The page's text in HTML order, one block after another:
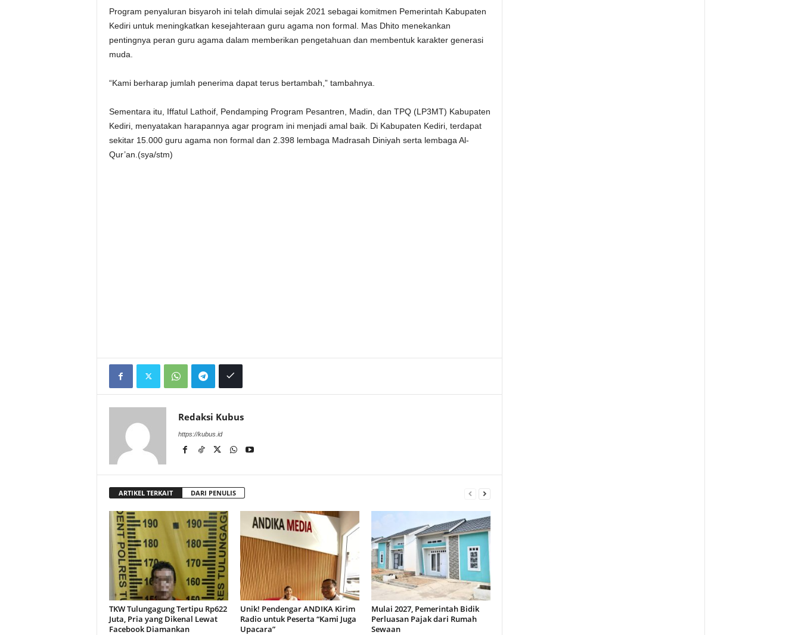
Program penyaluran bisyaroh ini telah dimulai sejak 2021 sebagai komitmen Pemerintah Kabupaten
Kediri untuk meningkatkan kesejahteraan guru agama non formal. Mas Dhito menekankan
pentingnya peran guru agama dalam memberikan pengetahuan dan membentuk karakter generasi
muda.
“Kami berharap jumlah penerima dapat terus bertambah,” tambahnya.
Sementara itu, Iffatul Lathoif, Pendamping Program Pesantren, Madin, dan TPQ (LP3MT) Kabupaten
Kediri, menyatakan harapannya agar program ini menjadi amal baik. Di Kabupaten Kediri, terdapat
sekitar 15.000 guru agama non formal dan 2.398 lembaga Madrasah Diniyah serta lembaga Al-
Qur’an.(sya/stm)
Redaksi Kubus
https://kubus.id
ARTIKEL TERKAIT DARI PENULIS
TKW Tulungagung Tertipu Rp622
Juta, Pria yang Dikenal Lewat
Facebook Diamankan
Unik! Pendengar ANDIKA Kirim
Radio untuk Peserta “Kami Juga
Upacara”
Mulai 2027, Pemerintah Bidik
Perluasan Pajak dari Rumah
Sewaan